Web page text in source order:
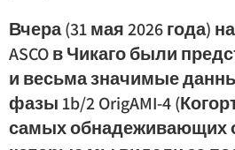
Вчера (31 мая 2026 года)
ASCO в Чикаго были
и весьма значимые
фазы 1b/2 OrigAMI-4
самых обнадеживающих